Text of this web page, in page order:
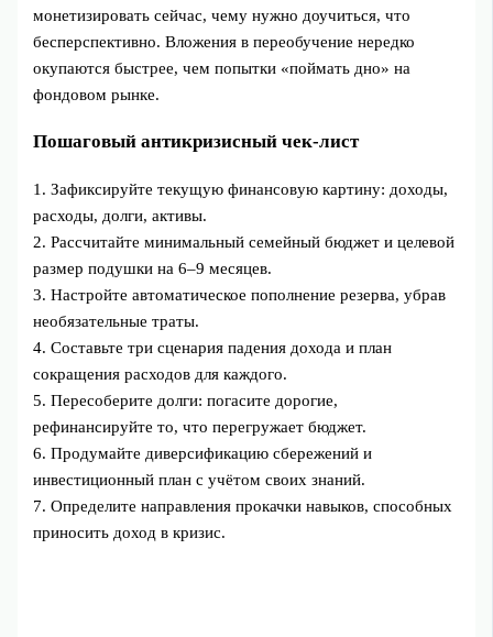
монетизировать сейчас, чему нужно доучиться, что
бесперспективно. Вложения в переобучение нередко
окупаются быстрее, чем попытки «поймать дно» на
фондовом рынке.
Пошаговый антикризисный чек‑лист
1. Зафиксируйте текущую финансовую картину: доходы,
расходы, долги, активы.
2. Рассчитайте минимальный семейный бюджет и целевой
размер подушки на 6–9 месяцев.
3. Настройте автоматическое пополнение резерва, убрав
необязательные траты.
4. Составьте три сценария падения дохода и план
сокращения расходов для каждого.
5. Пересоберите долги: погасите дорогие,
рефинансируйте то, что перегружает бюджет.
6. Продумайте диверсификацию сбережений и
инвестиционный план с учётом своих знаний.
7. Определите направления прокачки навыков, способных
приносить доход в кризис.